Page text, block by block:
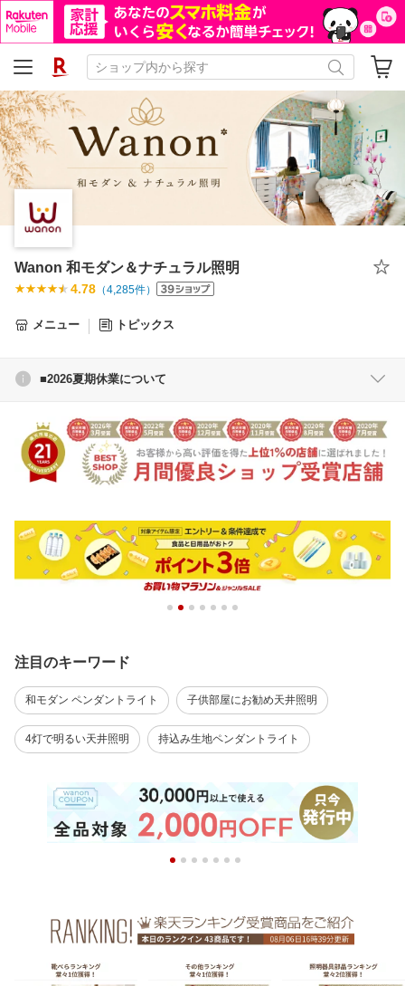
Wanon 和モダン＆ナチュラル照明
4.78 （4,285件）
メニュー トピックス
■2026夏期休業について
注目のキーワード
和モダン ペンダントライト 子供部屋にお勧め天井照明
4灯で明るい天井照明 持込み生地ペンダントライト